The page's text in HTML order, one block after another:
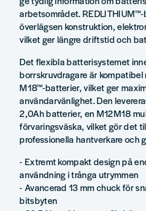
arbetsområdet.
överlägsen konstruktion,
vilket ger längre driftstid och
Det flexibla batterisystemet
borrskruvdragare är
M18™-batterier, vilket ger
användarvänlighet. Den
2,0Ah batterier, en M12M18
förvaringsväska, vilket gör det
professionella hantverkare och
- Extremt kompakt design på
användning i trånga utrymmen
- Avancerad 13 mm chuck för
bitsbyten